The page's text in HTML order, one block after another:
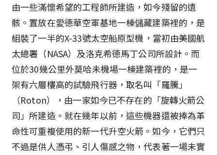
由一些滿懷希望的工程師所建造，如今殘留的遺
骸。置放在愛德華空軍基地一棟儲藏建築裡的，是
組裝了一半的X-33號太空船原型機，當初由美國航
太總署（NASA）及洛克希德馬丁公司所設計。而
位於30幾公里外莫哈未機場一棟建築裡的，是一
架有六層樓高的試驗飛行器，取名叫「羅騰」
（Roton），由一家如今已不存在的「旋轉火箭公
司」所建造。就在幾年以前，這些機器還被捧為革
命性可重複使用的新一代升空火箭。如今，它們只
不過是供人憑弔、引人傷感之物，代表著一場未實